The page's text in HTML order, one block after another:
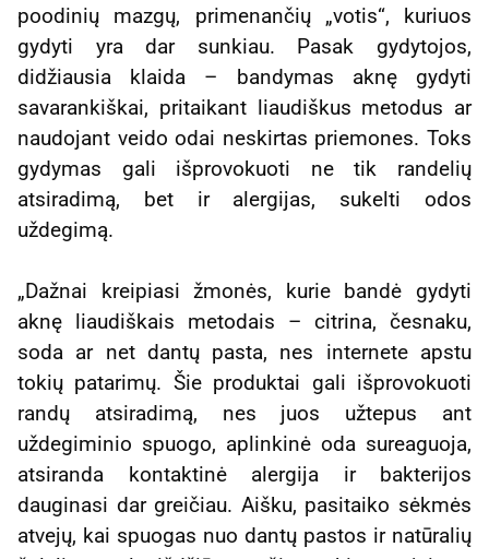
poodinių mazgų, primenančių „votis“, kuriuos
gydyti yra dar sunkiau. Pasak gydytojos,
didžiausia klaida – bandymas aknę gydyti
savarankiškai, pritaikant liaudiškus metodus ar
naudojant veido odai neskirtas priemones. Toks
gydymas gali išprovokuoti ne tik randelių
atsiradimą, bet ir alergijas, sukelti odos
uždegimą.
„Dažnai kreipiasi žmonės, kurie bandė gydyti
aknę liaudiškais metodais – citrina, česnaku,
soda ar net dantų pasta, nes internete apstu
tokių patarimų. Šie produktai gali išprovokuoti
randų atsiradimą, nes juos užtepus ant
uždegiminio spuogo, aplinkinė oda sureaguoja,
atsiranda kontaktinė alergija ir bakterijos
dauginasi dar greičiau. Aišku, pasitaiko sėkmės
atvejų, kai spuogas nuo dantų pastos ir natūralių